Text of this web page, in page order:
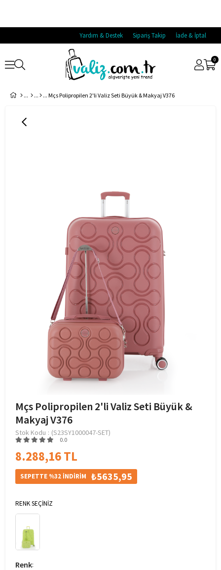
Yardım & Destek Sipariş Takip İade & İptal
0
Mçs Polipropilen 2'li Valiz Seti Büyük & Makyaj V376
Mçs Polipropilen 2'li Valiz Seti Büyük &
Makyaj V376
Stok Kodu (S23SY1000047-SET)
0.0
8.288,16 TL
SEPETTE %32 İNDİRİM ₺5635,95
RENK SEÇİNİZ
Renk: